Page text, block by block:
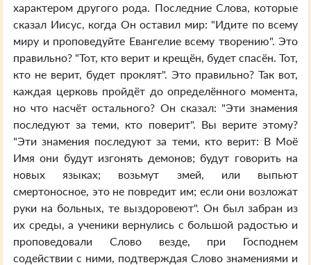
характером другого рода. Последние Слова, которые
сказал Иисус, когда Он оставил мир: "Идите по всему
миру и проповедуйте Евангелие всему творению". Это
правильно? "Тот, кто верит и крещён, будет спасён. Тот,
кто не верит, будет проклят". Это правильно? Так вот,
каждая церковь пройдёт до определённого момента,
но что насчёт остального? Он сказал: "Эти знамения
последуют за теми, кто поверит". Вы верите этому?
"Эти знамения последуют за теми, кто верит: В Моё
Имя они будут изгонять демонов; будут говорить на
новых языках; возьмут змей, или выпьют
смертоносное, это не повредит им; если они возложат
руки на больных, те выздоровеют". Он был забран из
их среды, а ученики вернулись с большой радостью и
проповедовали Слово везде, при Господнем
содействии с ними, подтверждая Слово знамениями и